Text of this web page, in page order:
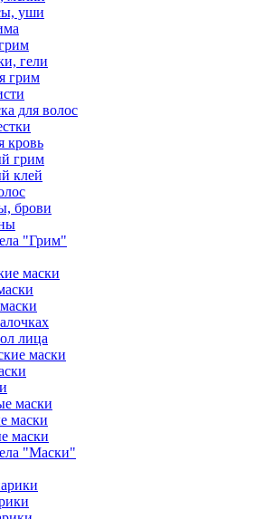
уши
гели
грим
для волос
кровь
грим
клей
брови
"Грим"
маски
лица
маски
маски
маски
маски
"Маски"